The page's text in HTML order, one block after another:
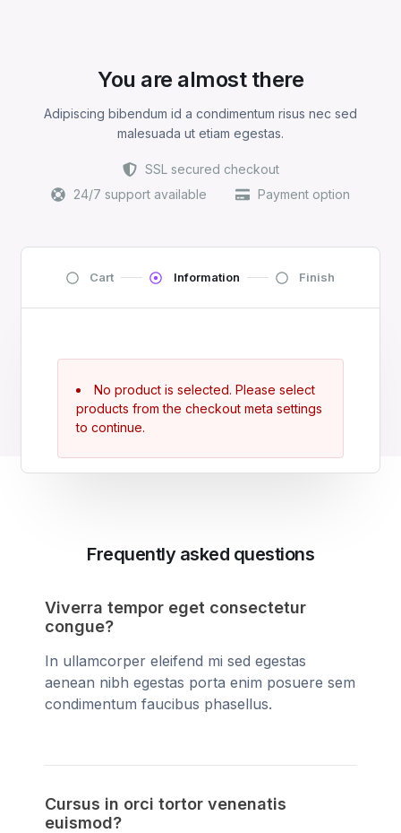
You are almost there
Adipiscing bibendum id a condimentum risus nec sed
malesuada ut etiam egestas.
SSL secured checkout
24/7 support available
Payment option
Cart Information Finish
No product is selected. Please select
products from the checkout meta settings
to continue.
Frequently asked questions
Viverra tempor eget consectetur
congue?
In ullamcorper eleifend mi sed egestas
aenean nibh egestas porta enim posuere sem
condimentum faucibus phasellus.
Cursus in orci tortor venenatis
euismod?